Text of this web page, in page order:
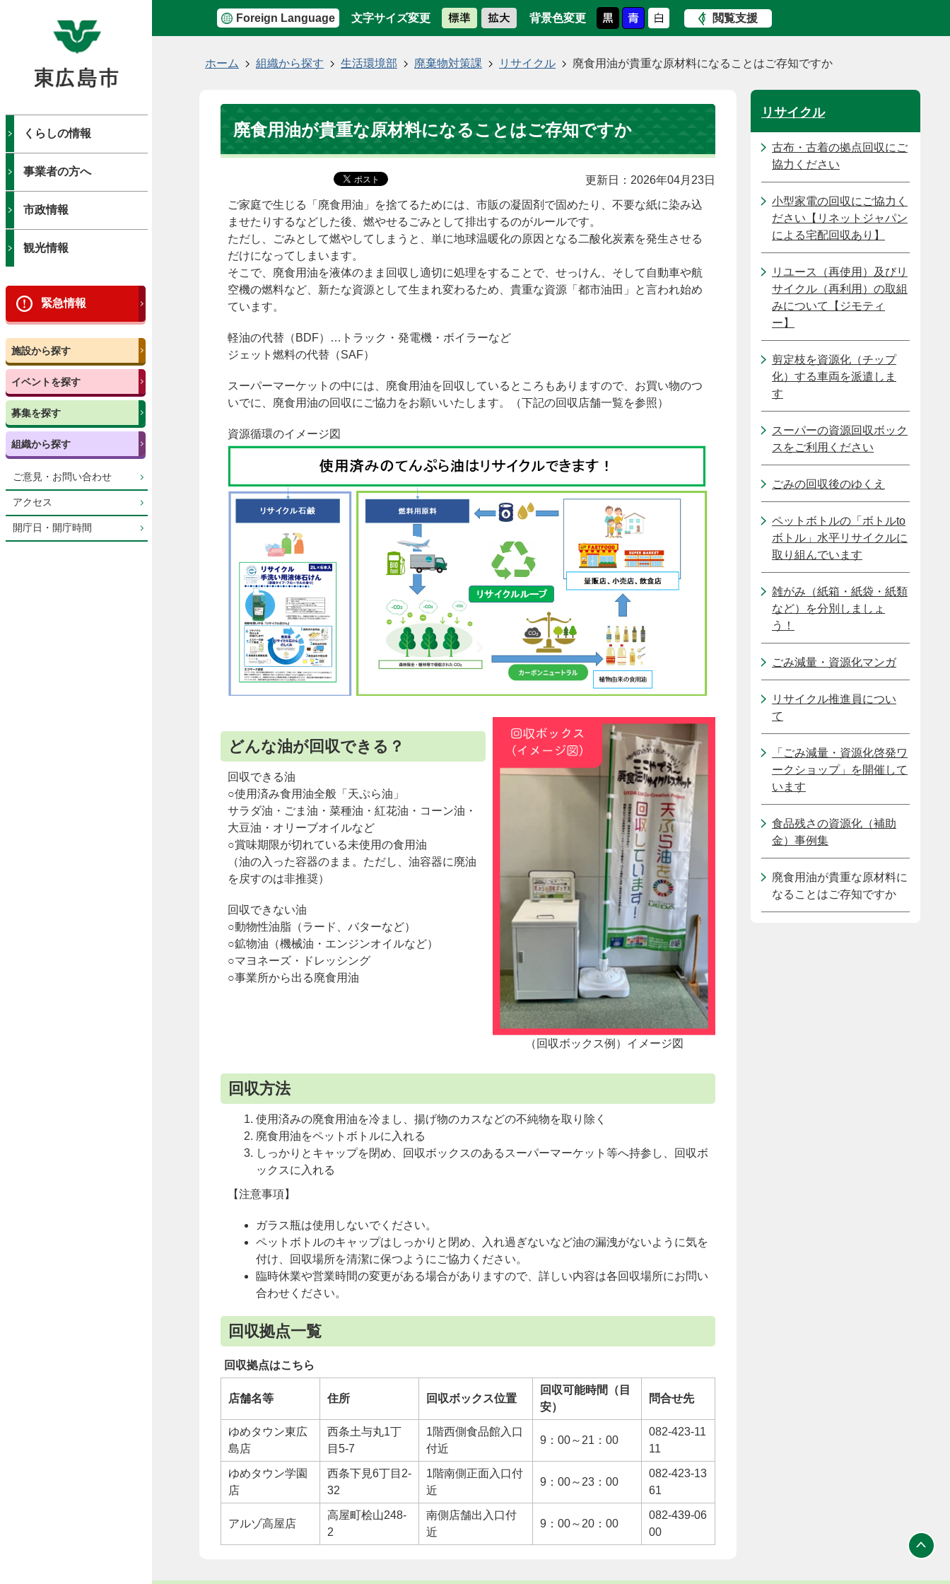
Foreign Language 文字サイズ変更 背景色変更 閲覧支援
くらしの情報
事業者の方へ
市政情報
観光情報
緊急情報
施設から探す
イベントを探す
募集を探す
組織から探す
ご意見・お問い合わせ
アクセス
開庁日・開庁時間
ホーム 組織から探す 生活環境部 廃棄物対策課 リサイクル 廃食用油が貴重な原材料になることはご存知ですか
廃食用油が貴重な原材料になることはご存知ですか
更新日：2026年04月23日
ご家庭で生じる「廃食用油」を捨てるためには、市販の凝固剤で固めたり、不要な紙に染み込
ませたりするなどした後、燃やせるごみとして排出するのがルールです。
ただし、ごみとして燃やしてしまうと、単に地球温暖化の原因となる二酸化炭素を発生させる
だけになってしまいます。
そこで、廃食用油を液体のまま回収し適切に処理をすることで、せっけん、そして自動車や航
空機の燃料など、新たな資源として生まれ変わるため、貴重な資源「都市油田」と言われ始め
ています。
軽油の代替（BDF）…トラック・発電機・ボイラーなど
ジェット燃料の代替（SAF）
スーパーマーケットの中には、廃食用油を回収しているところもありますので、お買い物のつ
いでに、廃食用油の回収にご協力をお願いいたします。（下記の回収店舗一覧を参照）
資源循環のイメージ図
（回収ボックス例）イメージ図
どんな油が回収できる？
回収できる油
○使用済み食用油全般「天ぷら油」
サラダ油・ごま油・菜種油・紅花油・コーン油・
大豆油・オリーブオイルなど
○賞味期限が切れている未使用の食用油
（油の入った容器のまま。ただし、油容器に廃油
を戻すのは非推奨）
回収できない油
○動物性油脂（ラード、バターなど）
○鉱物油（機械油・エンジンオイルなど）
○マヨネーズ・ドレッシング
○事業所から出る廃食用油
回収方法
使用済みの廃食用油を冷まし、揚げ物のカスなどの不純物を取り除く
廃食用油をペットボトルに入れる
しっかりとキャップを閉め、回収ボックスのあるスーパーマーケット等へ持参し、回収ボ
ックスに入れる
【注意事項】
ガラス瓶は使用しないでください。
ペットボトルのキャップはしっかりと閉め、入れ過ぎないなど油の漏洩がないように気を
付け、回収場所を清潔に保つようにご協力ください。
臨時休業や営業時間の変更がある場合がありますので、詳しい内容は各回収場所にお問い
合わせください。
回収拠点一覧
回収拠点はこちら
店舗名等 住所 回収ボックス位置
回収可能時間（目
安）
問合せ先
ゆめタウン東広
島店
西条土与丸1丁
目5-7
1階西側食品館入口
付近
9：00～21：00
082-423-11
11
ゆめタウン学園
店
西条下見6丁目2-
32
1階南側正面入口付
近
9：00～23：00
082-423-13
61
アルゾ高屋店
高屋町桧山248-
2
南側店舗出入口付
近
9：00～20：00
082-439-06
00
リサイクル
古布・古着の拠点回収にご
協力ください
小型家電の回収にご協力く
ださい【リネットジャパン
による宅配回収あり】
リユース（再使用）及びリ
サイクル（再利用）の取組
みについて【ジモティ
ー】
剪定枝を資源化（チップ
化）する車両を派遣しま
す
スーパーの資源回収ボック
スをご利用ください
ごみの回収後のゆくえ
ペットボトルの「ボトルto
ボトル」水平リサイクルに
取り組んでいます
雑がみ（紙箱・紙袋・紙類
など）を分別しましょ
う！
ごみ減量・資源化マンガ
リサイクル推進員につい
て
「ごみ減量・資源化啓発ワ
ークショップ」を開催して
います
食品残さの資源化（補助
金）事例集
廃食用油が貴重な原材料に
なることはご存知ですか